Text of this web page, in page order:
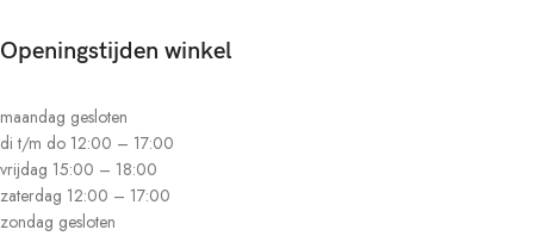
Openingstijden winkel
maandag gesloten
di t/m do 12:00 – 17:00
vrijdag 15:00 – 18:00
zaterdag 12:00 – 17:00
zondag gesloten